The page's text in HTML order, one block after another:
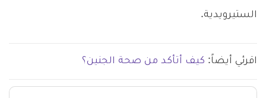
الستيرويدية.
اقرئي أيضاً: كيف أتأكد من صحة الجنين؟